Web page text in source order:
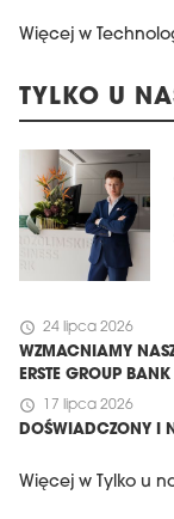
Więcej w
TYLKO U
schedule 24 lipca 2026
WZMACNIAMY
ERSTE GROUP BANK
schedule 17 lipca 2026
DOŚWIADCZONY I
Więcej w Tylko u